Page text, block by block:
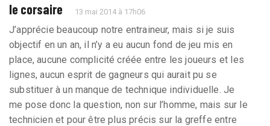
le corsaire 13 mai 2014 à 17h06
J’apprécie beaucoup notre entraineur, mais si je suis
objectif en un an, il n’y a eu aucun fond de jeu mis en
place, aucune complicité créée entre les joueurs et les
lignes, aucun esprit de gagneurs qui aurait pu se
substituer à un manque de technique individuelle. Je
me pose donc la question, non sur l’homme, mais sur le
technicien et pour être plus précis sur la greffe entre